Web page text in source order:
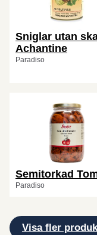
Sniglar utan
Achantine
Paradiso
Semitorkad
Paradiso
Visa fler